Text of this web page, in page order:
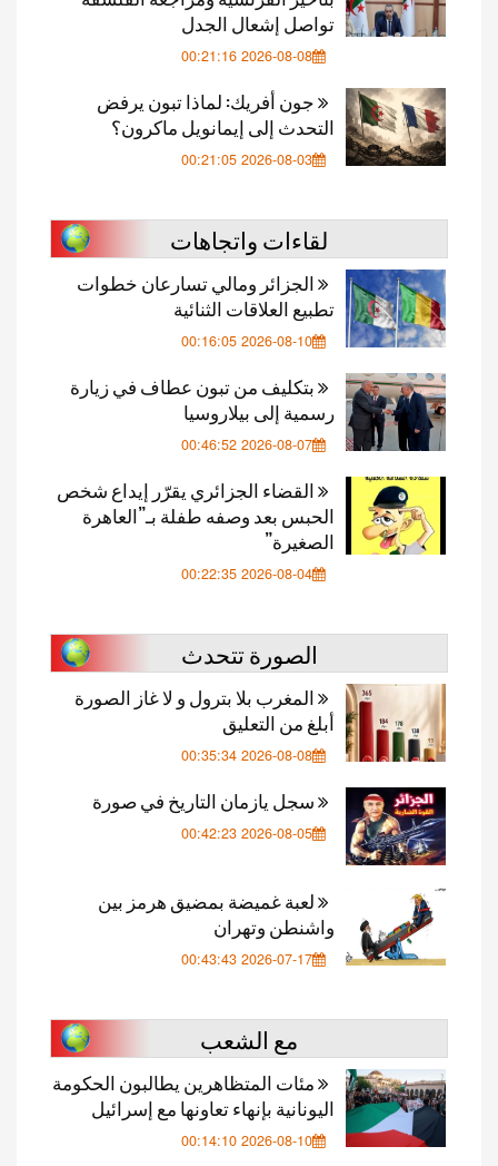
تواصل إشعال الجدل
2026-08-08 00:21:16
جون أفريك: لماذا تبون يرفض
التحدث إلى إيمانويل ماكرون؟
2026-08-03 00:21:05
لقاءات واتجاهات
الجزائر ومالي تسارعان خطوات
تطبيع العلاقات الثنائية
2026-08-10 00:16:05
بتكليف من تبون عطاف في زيارة
رسمية إلى بيلاروسيا
2026-08-07 00:46:52
القضاء الجزائري يقرّر إيداع شخص
الحبس بعد وصفه طفلة بـ”العاهرة
الصغيرة”
2026-08-04 00:22:35
الصورة تتحدث
المغرب بلا بترول و لا غاز الصورة
أبلغ من التعليق
2026-08-08 00:35:34
سجل يازمان التاريخ في صورة
2026-08-05 00:42:23
لعبة غميضة بمضيق هرمز بين
واشنطن وتهران
2026-07-17 00:43:43
مع الشعب
مئات المتظاهرين يطالبون الحكومة
اليونانية بإنهاء تعاونها مع إسرائيل
2026-08-10 00:14:10